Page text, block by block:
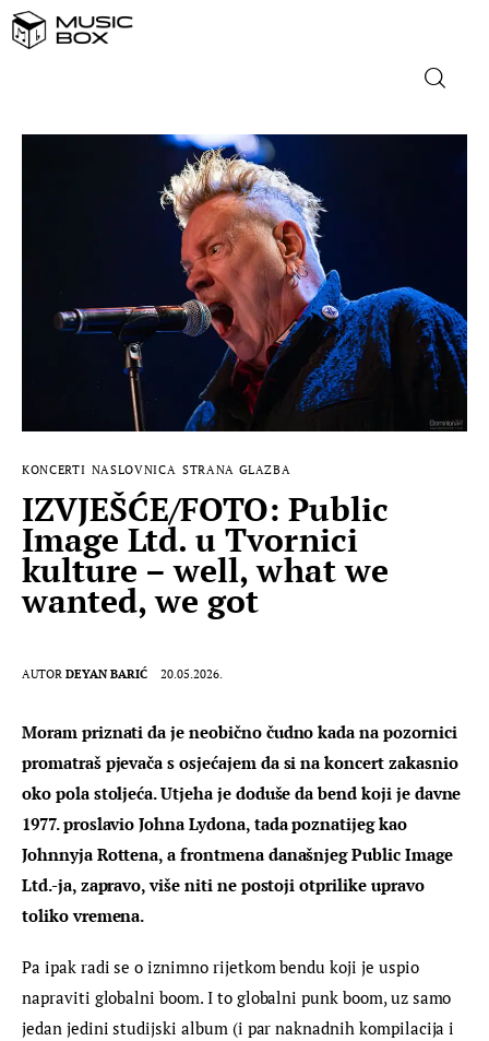
NASLOVNICA
DOMAĆA GLAZBA
STRANA GLAZBA
FILM
MUSIC BOX
KONCERTI NASLOVNICA STRANA GLAZBA
IZVJEŠĆE/FOTO: Public
Image Ltd. u Tvornici
kulture – well, what we
wanted, we got
AUTOR DEYAN BARIĆ 20.05.2026.
Moram priznati da je neobično čudno kada na pozornici
promatraš pjevača s osjećajem da si na koncert zakasnio
oko pola stoljeća. Utjeha je doduše da bend koji je davne
1977. proslavio Johna Lydona, tada poznatijeg kao
Johnnyja Rottena, a frontmena današnjeg Public Image
Ltd.-ja, zapravo, više niti ne postoji otprilike upravo
toliko vremena.
Pa ipak radi se o iznimno rijetkom bendu koji je uspio
napraviti globalni boom. I to globalni punk boom, uz samo
jedan jedini studijski album (i par naknadnih kompilacija i